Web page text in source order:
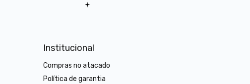
Institucional
Compras no atacado
Política de garantia